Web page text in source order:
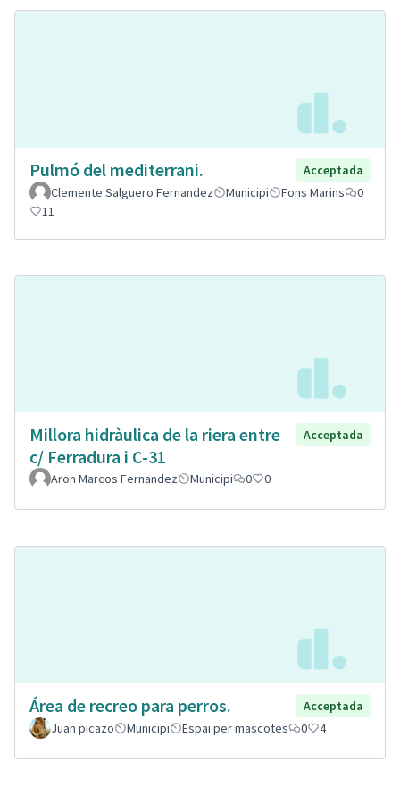
Pulmó del mediterrani.
Acceptada
Clemente Salguero Fernandez
Municipi Fons Marins
0
11
Millora hidràulica de la riera entre
c/ Ferradura i C-31
Acceptada
Aron Marcos Fernandez Municipi 0 0
Área de recreo para perros.
Acceptada
Juan picazo
Municipi Espai per mascotes 0 4